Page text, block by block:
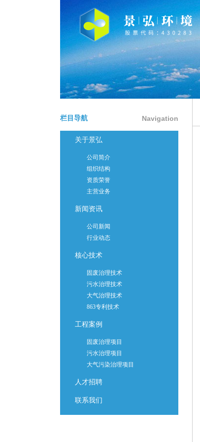
Navigation
栏目导航
关于景弘
公司简介
组织结构
资质荣誉
主营业务
新闻资讯
公司新闻
行业动态
核心技术
固废治理技术
污水治理技术
大气治理技术
863专利技术
工程案例
固废治理项目
污水治理项目
大气污染治理项目
人才招聘
联系我们